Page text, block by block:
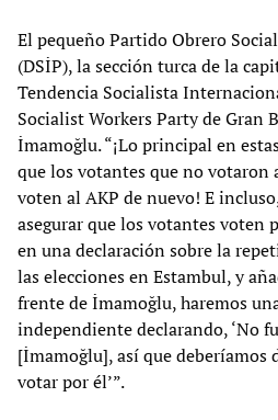
El pequeño Partido Obrero
(DSİP), la sección turca de la
Tendencia Socialista
Socialist Workers Party de Gran
İmamoğlu. “¡Lo principal en
que los votantes que no votaron
voten al AKP de nuevo! E
asegurar que los votantes voten
en una declaración sobre la
las elecciones en Estambul, y
frente de İmamoğlu, haremos
independiente declarando, ‘No
[İmamoğlu], así que deberíamos
votar por él’”.